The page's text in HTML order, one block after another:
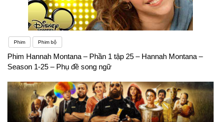
Phim Phim bộ
Phim Hannah Montana – Phần 1 tập 25 – Hannah Montana –
Season 1-25 – Phụ đề song ngữ